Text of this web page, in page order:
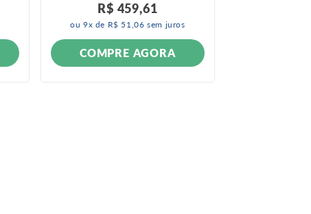
R$ 459,61
ou9x de R$ 51 ,06 sem juros
COMPRE AGORA